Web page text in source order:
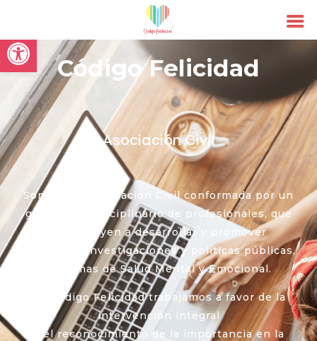
Open toolbar
Código Felicidad
Asociación Civil
Somos una Asociación Civil conformada por un
grupo multidisciplinario de profesionales, que
contribuyen a desarrollar y promover
proyectos, investigaciones y políticas públicas,
en temas de Salud Mental y Emocional.
En Código Felicidad trabajamos a favor de la
intervención integral
y el reconocimiento de la importancia en la